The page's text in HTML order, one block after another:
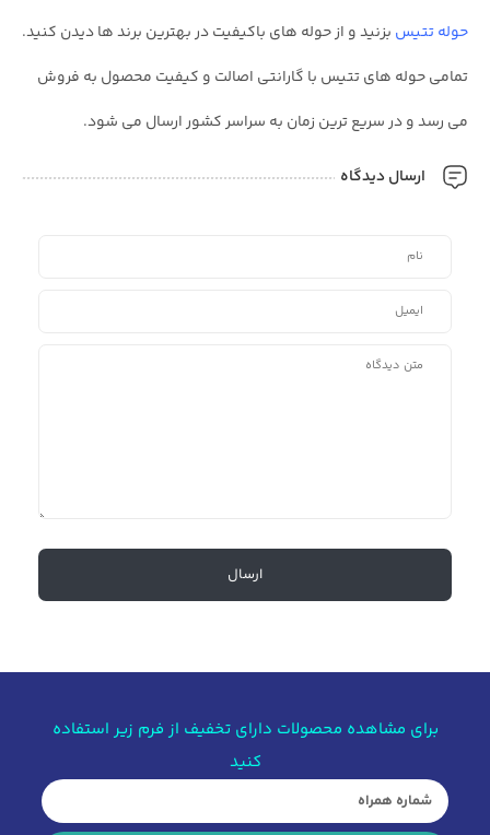
حوله تتیس بزنید و از حوله های باکیفیت در بهترین برند ها دیدن کنید.
تمامی حوله های تتیس با گارانتی اصالت و کیفیت محصول به فروش
می رسد و در سریع ترین زمان به سراسر کشور ارسال می شود.
ارسال دیدگاه
برای مشاهده محصولات دارای تخفیف از فرم زیر استفاده
کنید